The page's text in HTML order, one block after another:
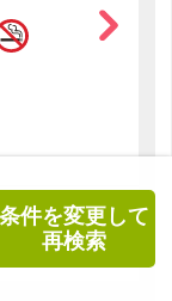
条件を変更して
再検索